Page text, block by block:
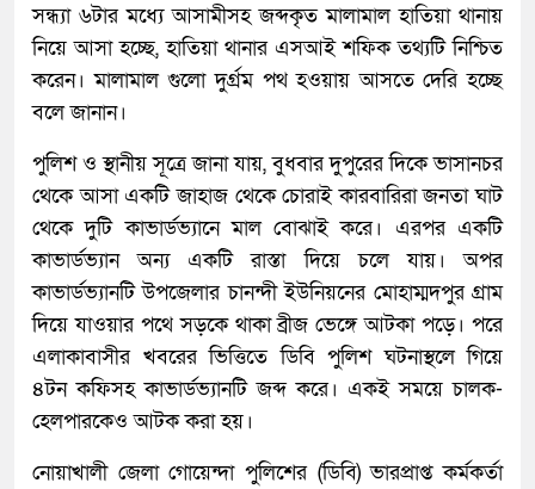
সন্ধ্যা ৬টার মধ্যে আসামীসহ জব্দকৃত মালামাল হাতিয়া থানায়
নিয়ে আসা হচ্ছে, হাতিয়া থানার এসআই শফিক তথ্যটি নিশ্চিত
করেন। মালামাল গুলো দুর্গ্রম পথ হওয়ায় আসতে দেরি হচ্ছে
বলে জানান।
পুলিশ ও স্থানীয় সূত্রে জানা যায়, বুধবার দুপুরের দিকে ভাসানচর
থেকে আসা একটি জাহাজ থেকে চোরাই কারবারিরা জনতা ঘাট
থেকে দুটি কাভার্ডভ্যানে মাল বোঝাই করে। এরপর একটি
কাভার্ডভ্যান অন্য একটি রাস্তা দিয়ে চলে যায়। অপর
কাভার্ডভ্যানটি উপজেলার চানন্দী ইউনিয়নের মোহাম্মদপুর গ্রাম
দিয়ে যাওয়ার পথে সড়কে থাকা ব্রীজ ভেঙ্গে আটকা পড়ে। পরে
এলাকাবাসীর খবরের ভিত্তিতে ডিবি পুলিশ ঘটনাস্থলে গিয়ে
৪টন কফিসহ কাভার্ডভ্যানটি জব্দ করে। একই সময়ে চালক-
হেলপারকেও আটক করা হয়।
নোয়াখালী জেলা গোয়েন্দা পুলিশের (ডিবি) ভারপ্রাপ্ত কর্মকর্তা